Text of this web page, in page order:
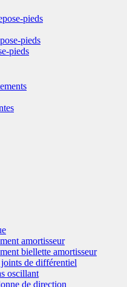
pieds
pieds
pieds
amortisseur
biellette amortisseur
de différentiel
oscillant
de direction